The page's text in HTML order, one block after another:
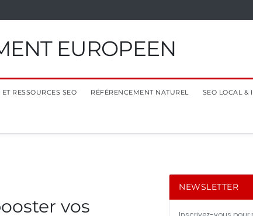
EUROPEEN
RESSOURCES SEO RÉFÉRENCEMENT NATUREL SEO LOCAL &
vos
NEWSLETTER